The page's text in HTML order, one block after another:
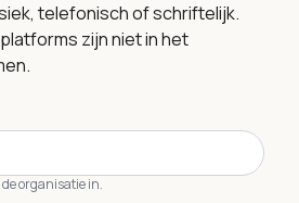
telefonisch of schriftelijk.
zijn niet in het
organisatie in.